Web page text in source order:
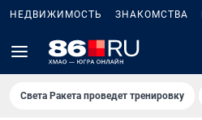
НЕДВИЖИМОСТЬ ЗНАКОМСТВА
Света Ракета проведет тренировку